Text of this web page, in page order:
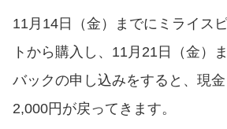
11月14日（金）までにミライス
トから購入し、11月21日（金）
バックの申し込みをすると、現
2,000円が戻ってきます。